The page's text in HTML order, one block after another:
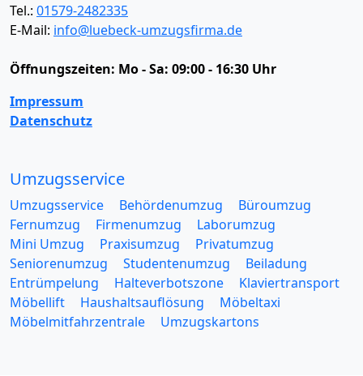
Tel.: 01579-2482335
E-Mail: info@luebeck-umzugsfirma.de
Öffnungszeiten: Mo - Sa: 09:00 - 16:30 Uhr
Impressum
Datenschutz
Umzugsservice
Umzugsservice Behördenumzug
Büroumzug
Fernumzug
Firmenumzug
Laborumzug
Mini Umzug
Praxisumzug
Privatumzug
Seniorenumzug
Studentenumzug
Beiladung
Entrümpelung
Halteverbotszone
Klaviertransport
Möbellift
Haushaltsauflösung
Möbeltaxi
Möbelmitfahrzentrale
Umzugskartons